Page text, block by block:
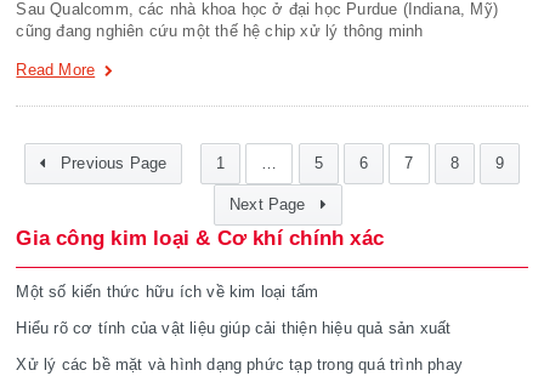
Sau Qualcomm, các nhà khoa học ở đại học Purdue (Indiana, Mỹ)
cũng đang nghiên cứu một thế hệ chip xử lý thông minh
Read More
Previous Page 1 … 5 6 7 8 9
Next Page
Gia công kim loại & Cơ khí chính xác
Một số kiến thức hữu ích về kim loại tấm
Hiểu rõ cơ tính của vật liệu giúp cải thiện hiệu quả sản xuất
Xử lý các bề mặt và hình dạng phức tạp trong quá trình phay